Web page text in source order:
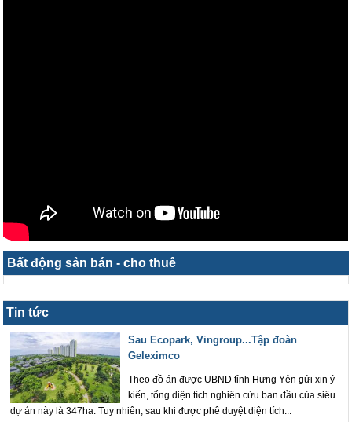
Bất động sản bán - cho thuê
Tin tức
Sau Ecopark, Vingroup...Tập đoàn
Geleximco
Theo đồ án được UBND tỉnh Hưng Yên gửi xin ý
kiến, tổng diện tích nghiên cứu ban đầu của siêu
dự án này là 347ha. Tuy nhiên, sau khi được phê duyệt diện tích...